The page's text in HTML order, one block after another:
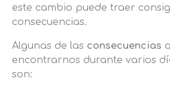
este cambio puede traer
consecuencias.
Algunas de las consecuencias
encontrarnos durante varios
son: